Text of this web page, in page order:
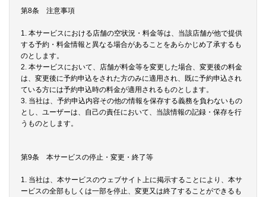
第8条 注意事項
1. 本サービスにおける店舗の空状況・料金等は、当該店舗が他で提供
する予約・料金情報と異なる場合があることをあらかじめ了承するも
のとします。
2. 本サービスにおいて、店舗が料金等を変更した場合、変更後の料金
は、変更後に予約申込をされた方のみに適用され、既に予約申込され
ている方には予約申込時の料金が適用されるものとします。
3. 当社は、予約申込内容その他の情報を保存する義務を負わないもの
とし、ユーザーは、自己の責任において、当該情報の記録・保存を行
うものとします。
第9条 本サービスの停止・変更・終了等
1. 当社は、本サービスのウェブサイト上に掲示することにより、本サ
ービスの全部もしくは一部を停止、変更又は終了することができるも